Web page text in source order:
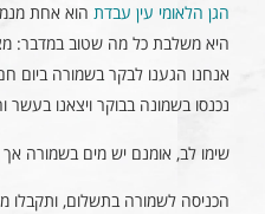
הגן הלאומי עין עבדת הוא אחת
היא משלבת כל מה שטוב במדבר:
אנחנו הגענו לבקר בשמורה ביום
נכנסו בשמונה בבוקר ויצאנו בעשר
שימו לב, אומנם יש מים בשמורה
הכניסה לשמורה בתשלום, ותקבלו